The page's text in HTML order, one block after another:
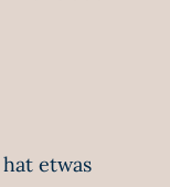
etwas